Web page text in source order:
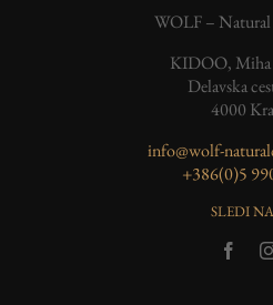
WOLF – Natural
KIDOO, Miha
Delavska
4000
info@wolf-
‭+386(0)5
SLEDI